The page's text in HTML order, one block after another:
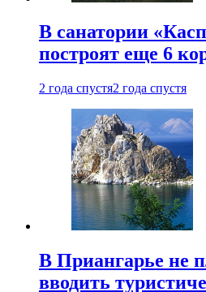
В санатории
построят еще 6
2 года спустя2 года спустя
В Приангарье не
вводить